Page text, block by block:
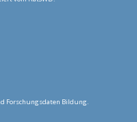
Forschungsdaten Bildung.